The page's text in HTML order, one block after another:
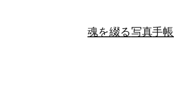
魂を綴る写真手帳